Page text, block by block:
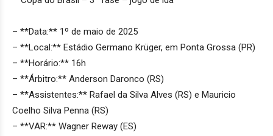
– **Data:** 1º de maio de 2025
– **Local:** Estádio Germano Krüger, em Ponta Grossa (PR)
– **Horário:** 16h
– **Árbitro:** Anderson Daronco (RS)
– **Assistentes:** Rafael da Silva Alves (RS) e Mauricio
Coelho Silva Penna (RS)
– **VAR:** Wagner Reway (ES)